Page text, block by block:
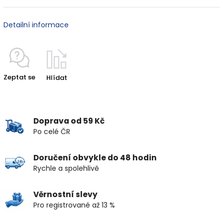
Detailní informace
Zeptat se Hlídat
Doprava od 59 Kč
Po celé ČR
Doručení obvykle do 48 hodin
Rychle a spolehlivě
Věrnostní slevy
Pro registrované až 13 %